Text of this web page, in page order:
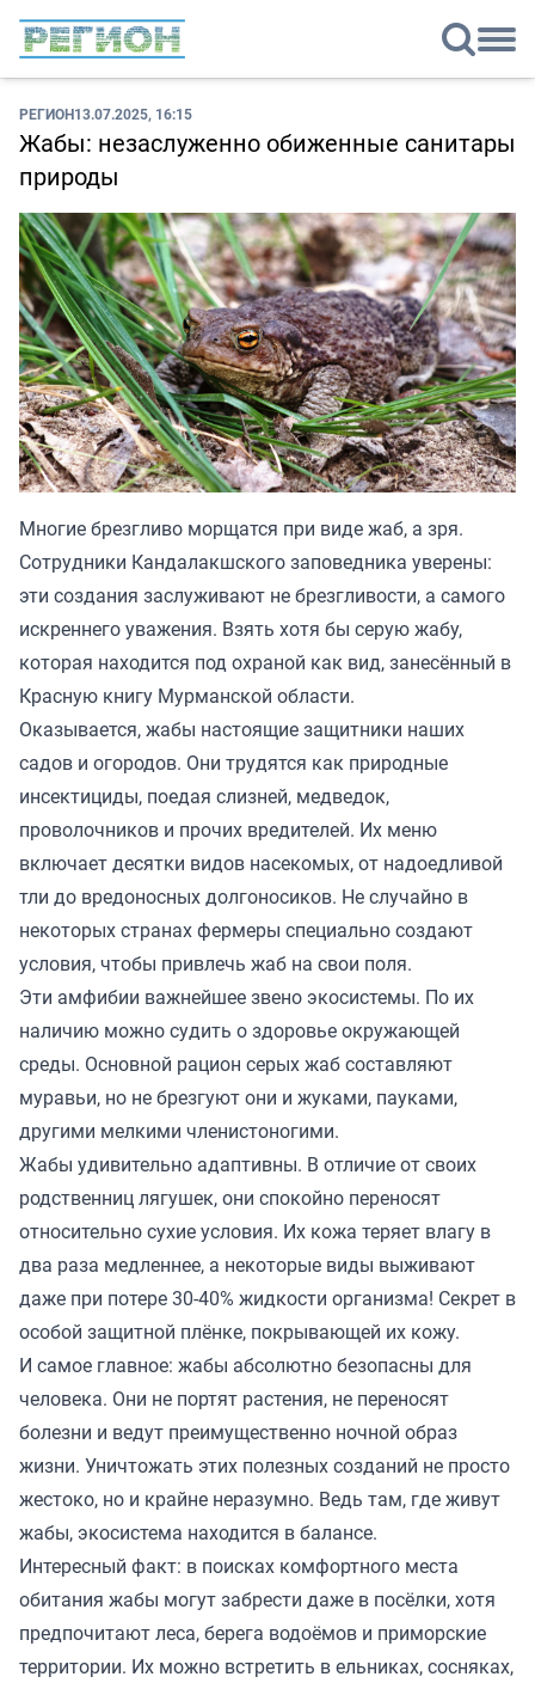
РЕГИОН13.07.2025, 16:15
Жабы: незаслуженно обиженные санитары
природы
Многие брезгливо морщатся при виде жаб, а зря.
Сотрудники Кандалакшского заповедника уверены:
эти создания заслуживают не брезгливости, а самого
искреннего уважения. Взять хотя бы серую жабу,
которая находится под охраной как вид, занесённый в
Красную книгу Мурманской области.
Оказывается, жабы настоящие защитники наших
садов и огородов. Они трудятся как природные
инсектициды, поедая слизней, медведок,
проволочников и прочих вредителей. Их меню
включает десятки видов насекомых, от надоедливой
тли до вредоносных долгоносиков. Не случайно в
некоторых странах фермеры специально создают
условия, чтобы привлечь жаб на свои поля.
Эти амфибии важнейшее звено экосистемы. По их
наличию можно судить о здоровье окружающей
среды. Основной рацион серых жаб составляют
муравьи, но не брезгуют они и жуками, пауками,
другими мелкими членистоногими.
Жабы удивительно адаптивны. В отличие от своих
родственниц лягушек, они спокойно переносят
относительно сухие условия. Их кожа теряет влагу в
два раза медленнее, а некоторые виды выживают
даже при потере 30-40% жидкости организма! Секрет в
особой защитной плёнке, покрывающей их кожу.
И самое главное: жабы абсолютно безопасны для
человека. Они не портят растения, не переносят
болезни и ведут преимущественно ночной образ
жизни. Уничтожать этих полезных созданий не просто
жестоко, но и крайне неразумно. Ведь там, где живут
жабы, экосистема находится в балансе.
Интересный факт: в поисках комфортного места
обитания жабы могут забрести даже в посёлки, хотя
предпочитают леса, берега водоёмов и приморские
территории. Их можно встретить в ельниках, сосняках,